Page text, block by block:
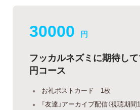
30000 円
フッカルネズミに期待して
円コース
お礼ポストカード 1枚
「友達」アーカイブ配信（視聴期間